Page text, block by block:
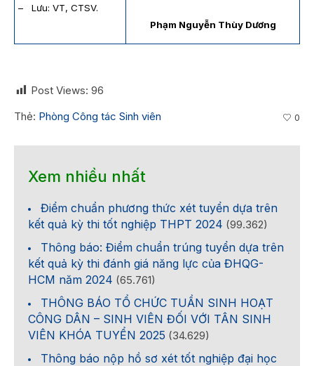
– Lưu: VT, CTSV.
Phạm Nguyễn Thùy Dương
Post Views: 96
Thẻ: Phòng Công tác Sinh viên 0
Xem nhiều nhất
Điểm chuẩn phương thức xét tuyển dựa trên
kết quả kỳ thi tốt nghiệp THPT 2024 (99.362)
Thông báo: Điểm chuẩn trúng tuyển dựa trên
kết quả kỳ thi đánh giá năng lực của ĐHQG-
HCM năm 2024 (65.761)
THÔNG BÁO TỔ CHỨC TUẦN SINH HOẠT
CÔNG DÂN – SINH VIÊN ĐỐI VỚI TÂN SINH
VIÊN KHÓA TUYỂN 2025 (34.629)
Thông báo nộp hồ sơ xét tốt nghiệp đại học